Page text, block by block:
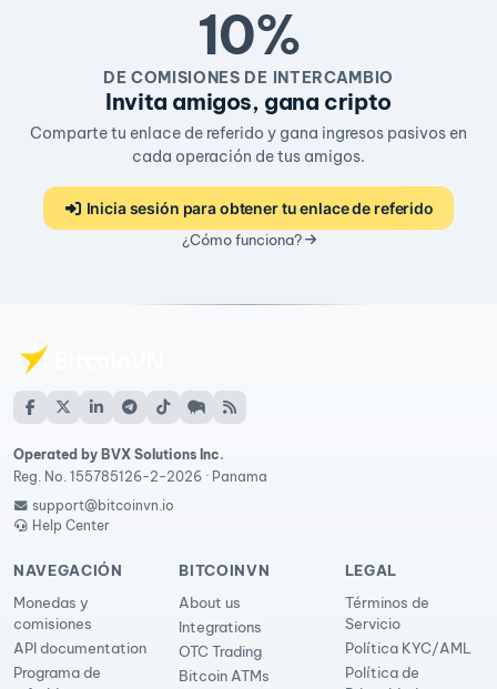
10%
DE COMISIONES DE INTERCAMBIO
Invita amigos, gana cripto
Comparte tu enlace de referido y gana ingresos pasivos en
cada operación de tus amigos.
Inicia sesión para obtener tu enlace de referido
¿Cómo funciona?
Operated by BVX Solutions Inc.
Reg. No. 155785126-2-2026 · Panama
support@bitcoinvn.io
Help Center
NAVEGACIÓN
Monedas y
comisiones
API documentation
Programa de
BITCOINVN
About us
Integrations
OTC Trading
Bitcoin ATMs
LEGAL
Términos de
Servicio
Política KYC/AML
Política de